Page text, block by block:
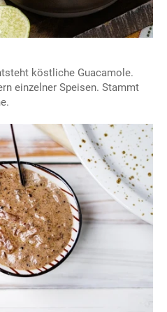
köstliche Guacamole.
einzelner Speisen. Stammt